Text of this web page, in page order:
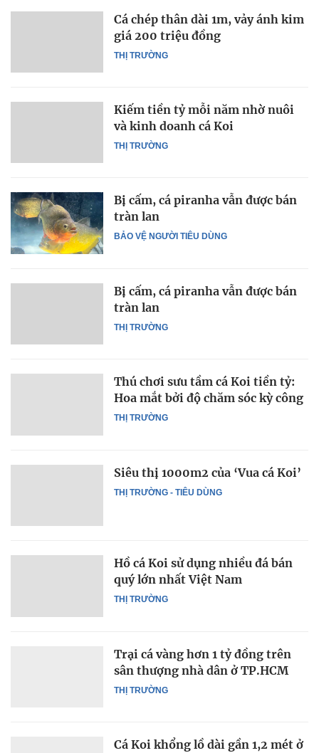
THỊ TRƯỜNG
Cá chép thân dài 1m, vảy ánh kim
giá 200 triệu đồng
THỊ TRƯỜNG
Kiếm tiền tỷ mỗi năm nhờ nuôi
và kinh doanh cá Koi
BẢO VỆ NGƯỜI TIÊU DÙNG
Bị cấm, cá piranha vẫn được bán
tràn lan
THỊ TRƯỜNG
Bị cấm, cá piranha vẫn được bán
tràn lan
THỊ TRƯỜNG
Thú chơi sưu tầm cá Koi tiền tỷ:
Hoa mắt bởi độ chăm sóc kỳ công
THỊ TRƯỜNG - TIÊU DÙNG
Siêu thị 1000m2 của ‘Vua cá Koi’
THỊ TRƯỜNG
Hồ cá Koi sử dụng nhiều đá bán
quý lớn nhất Việt Nam
THỊ TRƯỜNG
Trại cá vàng hơn 1 tỷ đồng trên
sân thượng nhà dân ở TP.HCM
Cá Koi khổng lồ dài gần 1,2 mét ở